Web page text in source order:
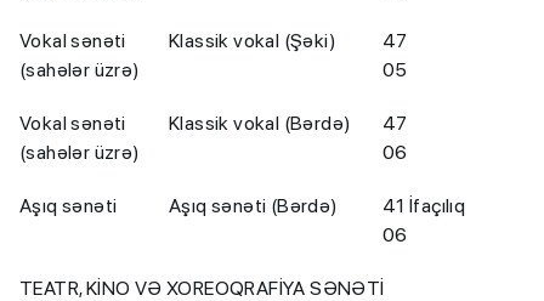
Vokal sənəti
(sahələr üzrə)
Klassik vokal (Şəki)
47
05
Vokal sənəti
(sahələr üzrə)
Klassik vokal (Bərdə)
47
06
Aşıq sənəti Aşıq sənəti (Bərdə)
41
06
İfaçılıq
TEATR, KİNO VƏ XOREOQRAFİYA SƏNƏTİ